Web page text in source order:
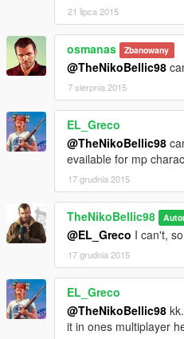
21 lipca 2015
osmanas Zbanowany
@TheNikoBellic98
7 sierpnia 2015
EL_Greco
@TheNikoBellic98
evailable for mp
17 grudnia 2015
TheNikoBellic98
@EL_Greco I can't,
17 grudnia 2015
EL_Greco
@TheNikoBellic98
it in ones multiplayer